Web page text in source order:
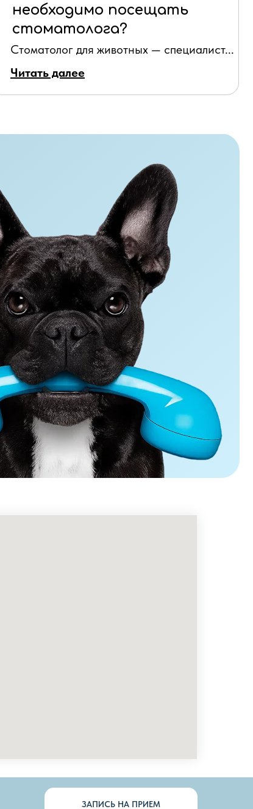
необходимо посещать
стоматолога?
Читать далее
Стоматолог для животных — специалист...
ЗАПИСЬ НА ПРИЕМ